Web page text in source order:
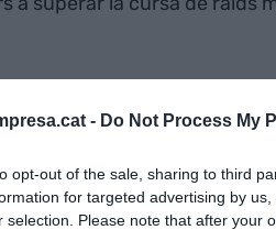
- Do Not Process My
opt-out of the sale, sharing to third
for targeted advertising by
selection. Please note that after your
entre els tres, Juvateny,
com un repte
amb l’empresa
naturals i menys
no contaminants.